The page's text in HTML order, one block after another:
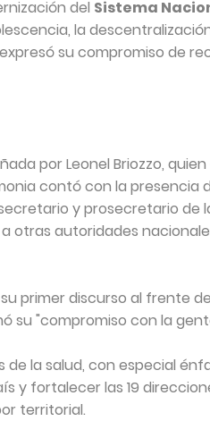
del Sistema
la
su compromiso de
por Leonel Briozzo,
contó con la presencia
y prosecretario de
otras autoridades
primer discurso al frente
su "compromiso con la
la salud, con especial
y fortalecer las 19
territorial.